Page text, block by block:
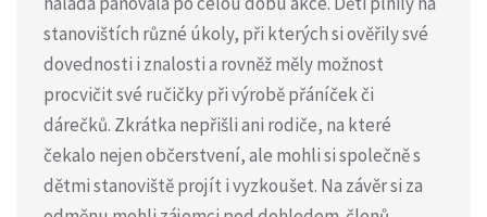
stanovištích různé úkoly, při kterých si ověřily své
dovednosti i znalosti a rovněž měly možnost
procvičit své ručičky při výrobě přáníček či
dárečků. Zkrátka nepřišli ani rodiče, na které
čekalo nejen občerstvení, ale mohli si společně s
dětmi stanoviště projít i vyzkoušet. Na závěr si za